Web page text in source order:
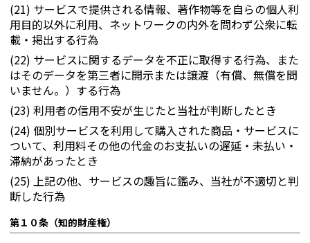
(21) サービスで提供される情報、著作物等を自らの個人利
用目的以外に利用、ネットワークの内外を問わず公衆に転
載・掲出する行為
(22) サービスに関するデータを不正に取得する行為、また
はそのデータを第三者に開示または譲渡（有償、無償を問
いません。）する行為
(23) 利用者の信用不安が生じたと当社が判断したとき
(24) 個別サービスを利用して購入された商品・サービスに
ついて、利用料その他の代金のお支払いの遅延・未払い・
滞納があったとき
(25) 上記の他、サービスの趣旨に鑑み、当社が不適切と判
断した行為
第１０条（知的財産権）